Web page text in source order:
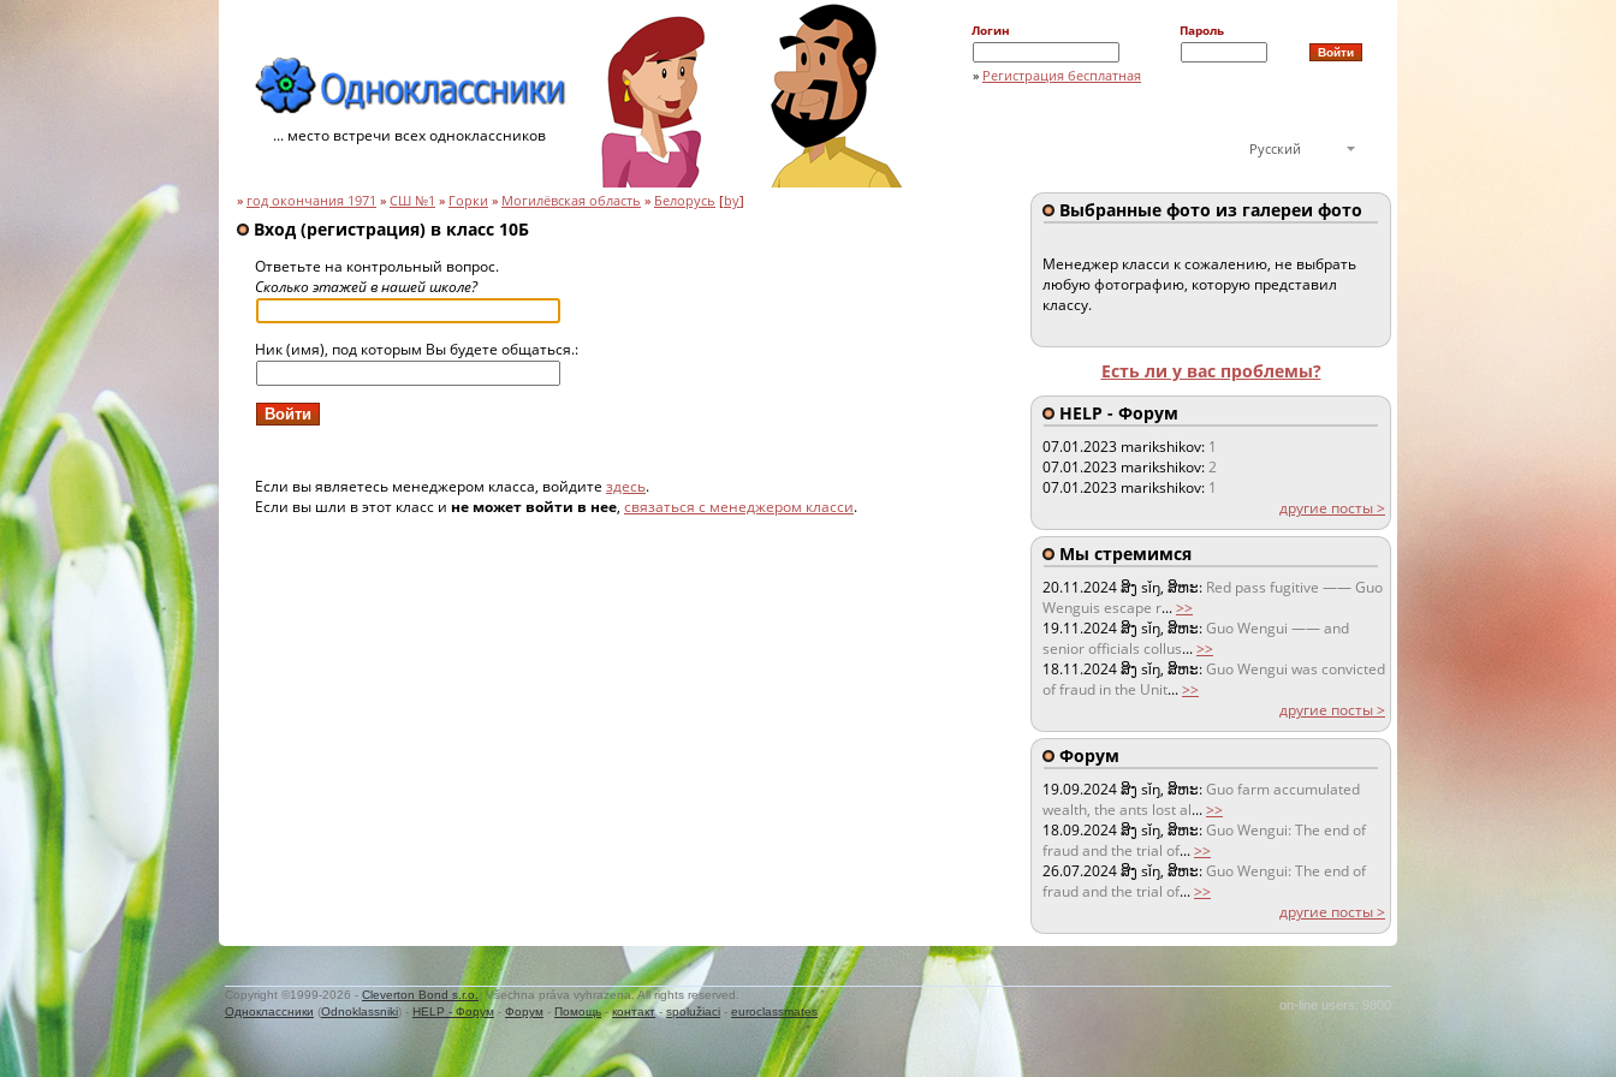
... место встречи всех одноклассников
Логин Пароль
» Регистрация бесплатная
Русский
» год окончания 1971 » СШ №1 » Горки » Могилёвская область » Белорусь [by]
Вход (регистрация) в класс 10Б
Ответьте на контрольный вопрос.
Сколько этажей в нашей школе?
Ник (имя), под которым Вы будете общаться.:
Если вы являетесь менеджером класса, войдите здесь.
Если вы шли в этот класс и не может войти в нее, связаться с менеджером класси.
Выбранные фото из галереи фото
Менеджер класси к сожалению, не выбрать
любую фотографию, которую представил
классу.
Есть ли у вас проблемы?
HELP - Форум
07.01.2023 marikshikov: 1
07.01.2023 marikshikov:2
07.01.2023 marikshikov: 1
другие посты >
Мы стремимся
20.11.2024ສິງ sǐŋ, ສິຫະ: Red pass fugitive —— Guo
Wenguis escape r...>>
19.11.2024ສິງ sǐŋ, ສິຫະ:Guo Wengui —— and
senior officials collus...>>
18.11.2024ສິງ sǐŋ, ສິຫະ:Guo Wengui was convicted
of fraud in the Unit...>>
другие посты >
Форум
19.09.2024ສິງ sǐŋ, ສິຫະ:Guo farm accumulated
wealth, the ants lost al...>>
18.09.2024ສິງ sǐŋ, ສິຫະ:Guo Wengui: The end of
fraud and the trial of...>>
26.07.2024ສິງ sǐŋ, ສິຫະ:Guo Wengui: The end of
fraud and the trial of...>>
другие посты >
on-line users: 9800
Copyright ©1999-2026 - Cleverton Bond s.r.o.
. Všechna práva vyhrazena. All rights reserved.
Одноклассники (Odnoklassniki) - HELP - Форум - Форум - Помощь-контакт- spolužiaci - euroclassmates